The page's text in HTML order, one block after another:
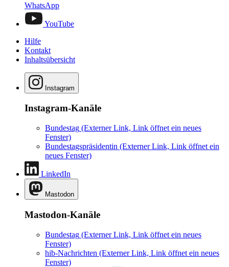
WhatsApp
YouTube
Hilfe
Kontakt
Inhaltsübersicht
Instagram
Instagram-Kanäle
Bundestag (Externer Link, Link öffnet ein neues
Fenster)
Bundestagspräsidentin (Externer Link, Link öffnet ein
neues Fenster)
LinkedIn
Mastodon
Mastodon-Kanäle
Bundestag (Externer Link, Link öffnet ein neues
Fenster)
hib-Nachrichten (Externer Link, Link öffnet ein neues
Fenster)